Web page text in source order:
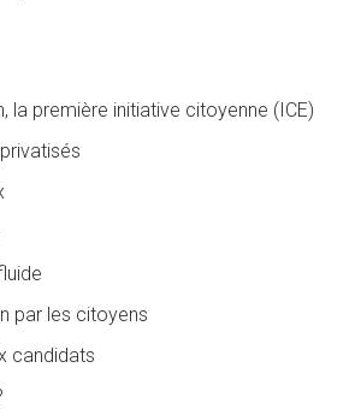
première initiative citoyenne (ICE)
par les citoyens
candidats